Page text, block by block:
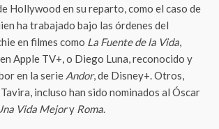
Hollywood en su reparto, como el caso de
ha trabajado bajo las órdenes del
en filmes como La Fuente de la Vida,
Apple TV+, o Diego Luna, reconocido y
en la serie Andor, de Disney+. Otros,
incluso han sido nominados al Óscar
Vida Mejory Roma.